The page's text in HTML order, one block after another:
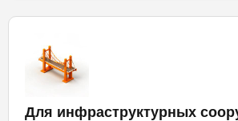
Для инфраструктурных